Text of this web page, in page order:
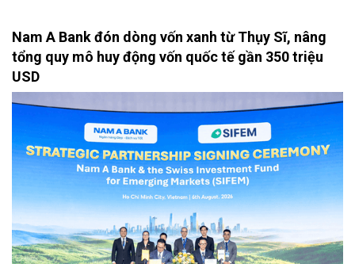
Nam A Bank đón dòng vốn xanh từ Thụy Sĩ, nâng
tổng quy mô huy động vốn quốc tế gần 350 triệu
USD